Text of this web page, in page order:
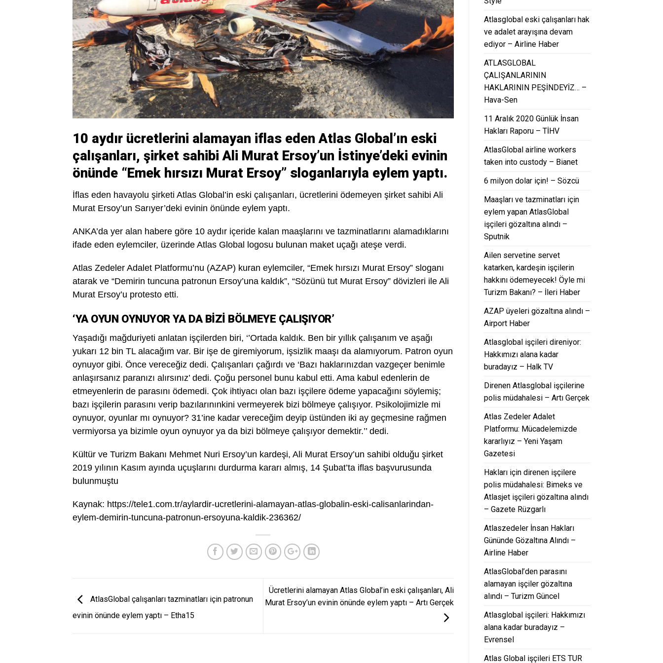
10 aydır ücretlerini alamayan iflas eden Atlas Global’ın eski
çalışanları, şirket sahibi Ali Murat Ersoy’un İstinye’deki evinin
önünde “Emek hırsızı Murat Ersoy” sloganlarıyla eylem yaptı.
İflas eden havayolu şirketi Atlas Global’in eski çalışanları, ücretlerini ödemeyen şirket sahibi Ali
Murat Ersoy’un Sarıyer’deki evinin önünde eylem yaptı.
ANKA’da yer alan habere göre 10 aydır içeride kalan maaşlarını ve tazminatlarını alamadıklarını
ifade eden eylemciler, üzerinde Atlas Global logosu bulunan maket uçağı ateşe verdi.
Atlas Zedeler Adalet Platformu’nu (AZAP) kuran eylemciler, “Emek hırsızı Murat Ersoy” sloganı
atarak ve “Demirin tuncuna patronun Ersoy’una kaldık”, “Sözünü tut Murat Ersoy” dövizleri ile Ali
Murat Ersoy’u protesto etti.
‘YA OYUN OYNUYOR YA DA BİZİ BÖLMEYE ÇALIŞIYOR’
Yaşadığı mağduriyeti anlatan işçilerden biri, ‘’Ortada kaldık. Ben bir yıllık çalışanım ve aşağı
yukarı 12 bin TL alacağım var. Bir işe de giremiyorum, işsizlik maaşı da alamıyorum. Patron oyun
oynuyor gibi. Önce vereceğiz dedi. Çalışanları çağırdı ve ‘Bazı haklarınızdan vazgeçer benimle
anlaşırsanız paranızı alırsınız’ dedi. Çoğu personel bunu kabul etti. Ama kabul edenlerin de
etmeyenlerin de parasını ödemedi. Çok ihtiyacı olan bazı işçilere ödeme yapacağını söylemiş;
bazı işçilerin parasını verip bazılarınınkini vermeyerek bizi bölmeye çalışıyor. Psikolojimizle mi
oynuyor, oyunlar mı oynuyor? 31’ine kadar vereceğim deyip üstünden iki ay geçmesine rağmen
vermiyorsa ya bizimle oyun oynuyor ya da bizi bölmeye çalışıyor demektir.’’ dedi.
Kültür ve Turizm Bakanı Mehmet Nuri Ersoy’un kardeşi, Ali Murat Ersoy’un sahibi olduğu şirket
2019 yılının Kasım ayında uçuşlarını durdurma kararı almış, 14 Şubat’ta iflas başvurusunda
bulunmuştu
Kaynak: https://tele1.com.tr/aylardir-ucretlerini-alamayan-atlas-globalin-eski-calisanlarindan-
eylem-demirin-tuncuna-patronun-ersoyuna-kaldik-236362/
AtlasGlobal çalışanları tazminatları için patronun
evinin önünde eylem yaptı – Etha15
Ücretlerini alamayan Atlas Global’in eski çalışanları, Ali
Murat Ersoy’un evinin önünde eylem yaptı – Artı Gerçek
Atlasglobal eski çalışanları hak
ve adalet arayışına devam
ediyor – Airline Haber
ATLASGLOBAL
ÇALIŞANLARININ
HAKLARININ PEŞİNDEYİZ… –
Hava-Sen
11 Aralık 2020 Günlük İnsan
Hakları Raporu – TİHV
AtlasGlobal airline workers
taken into custody – Bianet
6 milyon dolar için! – Sözcü
Maaşları ve tazminatları için
eylem yapan AtlasGlobal
işçileri gözaltına alındı –
Sputnik
Ailen servetine servet
katarken, kardeşin işçilerin
hakkını ödemeyecek! Öyle mi
Turizm Bakanı? – İleri Haber
AZAP üyeleri gözaltına alındı –
Airport Haber
Atlasglobal işçileri direniyor:
Hakkımızı alana kadar
buradayız – Halk TV
Direnen Atlasglobal işçilerine
polis müdahalesi – Artı Gerçek
Atlas Zedeler Adalet
Platformu: Mücadelemizde
kararlıyız – Yeni Yaşam
Gazetesi
Hakları için direnen işçilere
polis müdahalesi: Bimeks ve
Atlasjet işçileri gözaltına alındı
– Gazete Rüzgarlı
Atlaszedeler İnsan Hakları
Gününde Gözaltına Alındı –
Airline Haber
AtlasGlobal’den parasını
alamayan işçiler gözaltına
alındı – Turizm Güncel
Atlasglobal işçileri: Hakkımızı
alana kadar buradayız –
Evrensel
Atlas Global işçileri ETS TUR